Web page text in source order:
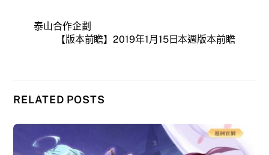
泰山合作企劃
【版本前瞻】2019年1月15日本週版本前瞻
RELATED POSTS